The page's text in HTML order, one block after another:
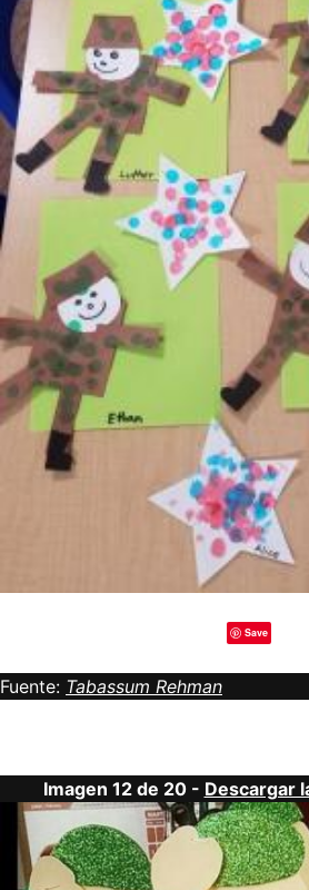
Save
Fuente: Tabassum Rehman
Imagen 12 de 20 - Descargar